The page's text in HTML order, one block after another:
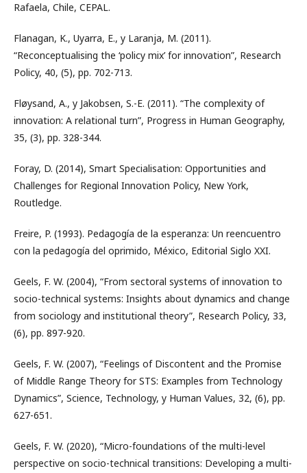
Rafaela, Chile, CEPAL.
Flanagan, K., Uyarra, E., y Laranja, M. (2011).
“Reconceptualising the ‘policy mix’ for innovation”, Research
Policy, 40, (5), pp. 702-713.
Fløysand, A., y Jakobsen, S.-E. (2011). “The complexity of
innovation: A relational turn”, Progress in Human Geography,
35, (3), pp. 328-344.
Foray, D. (2014), Smart Specialisation: Opportunities and
Challenges for Regional Innovation Policy, New York,
Routledge.
Freire, P. (1993). Pedagogía de la esperanza: Un reencuentro
con la pedagogía del oprimido, México, Editorial Siglo XXI.
Geels, F. W. (2004), “From sectoral systems of innovation to
socio-technical systems: Insights about dynamics and change
from sociology and institutional theory”, Research Policy, 33,
(6), pp. 897-920.
Geels, F. W. (2007), “Feelings of Discontent and the Promise
of Middle Range Theory for STS: Examples from Technology
Dynamics”, Science, Technology, y Human Values, 32, (6), pp.
627-651.
Geels, F. W. (2020), “Micro-foundations of the multi-level
perspective on socio-technical transitions: Developing a multi-